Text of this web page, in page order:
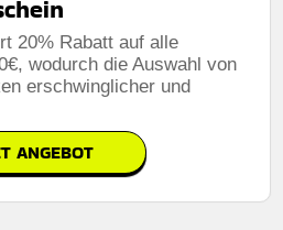
20% Rabatt auf alle
wodurch die Auswahl von
erschwinglicher und
ANGEBOT